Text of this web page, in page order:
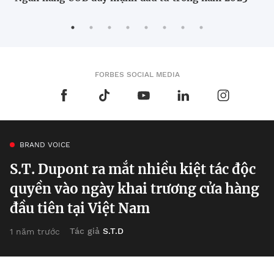
FORBES SOCIAL MEDIA
BRAND VOICE
S.T. Dupont ra mắt nhiều kiệt tác độc
quyền vào ngày khai trương cửa hàng
đầu tiên tại Việt Nam
1 năm trước Tác giả S.T.D